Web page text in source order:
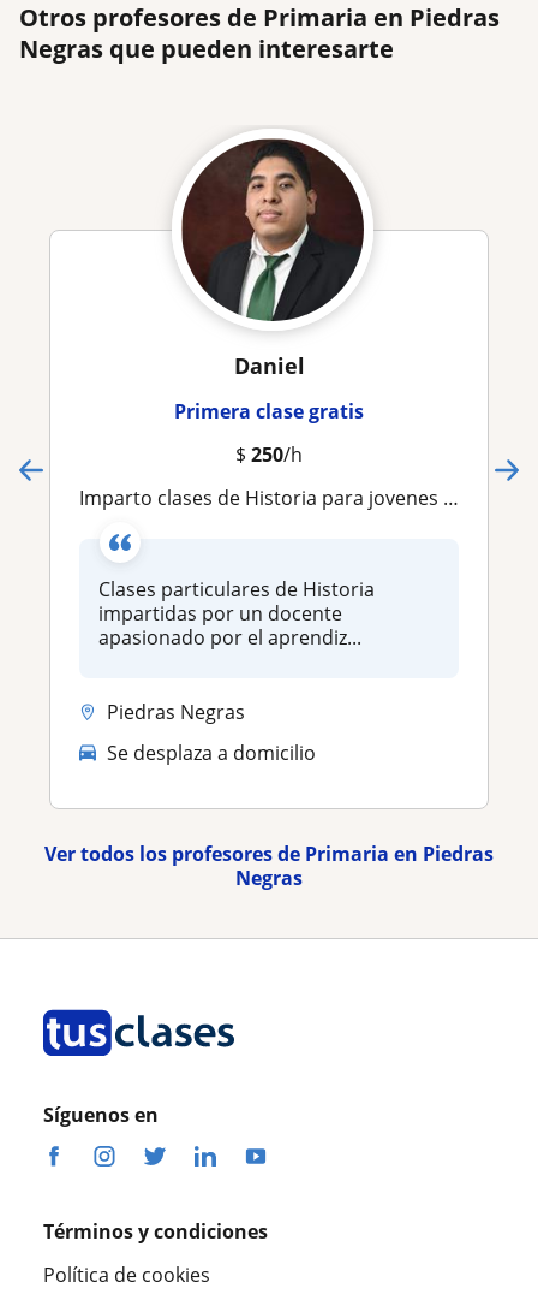
Otros profesores de Primaria en Piedras
Negras que pueden interesarte
Daniel
Primera clase gratis
$ 250/h
Imparto clases de Historia para jovenes en Coahuila
Clases particulares de Historia
impartidas por un docente
apasionado por el aprendiz...
Piedras Negras
Se desplaza a domicilio
Ver todos los profesores de Primaria en Piedras
Negras
Síguenos en
Términos y condiciones
Política de cookies